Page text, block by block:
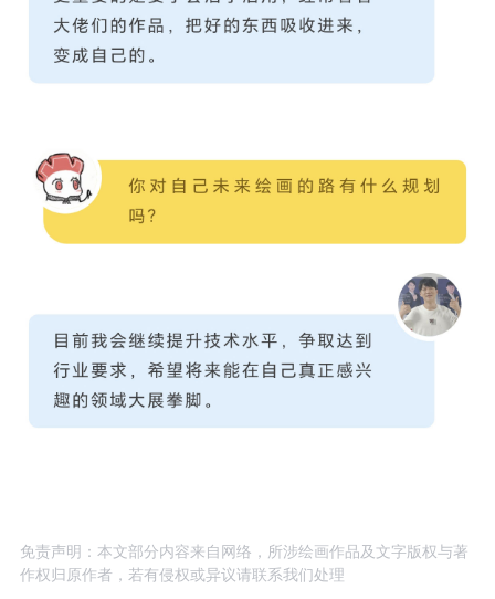
免责声明：本文部分内容来自网络，所涉绘画作品及文字版权与著
作权归原作者，若有侵权或异议请联系我们处理